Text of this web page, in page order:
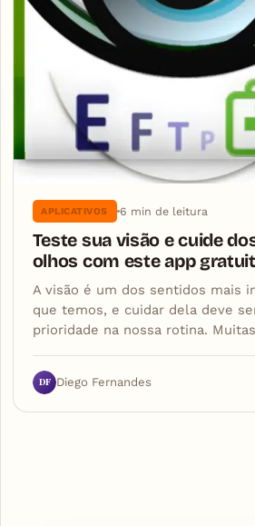
APLICATIVOS 6 min de leitura
Teste sua visão e cuide
olhos com este app
A visão é um dos sentidos mais
que temos, e cuidar dela deve
prioridade na nossa rotina.
DF Diego Fernandes